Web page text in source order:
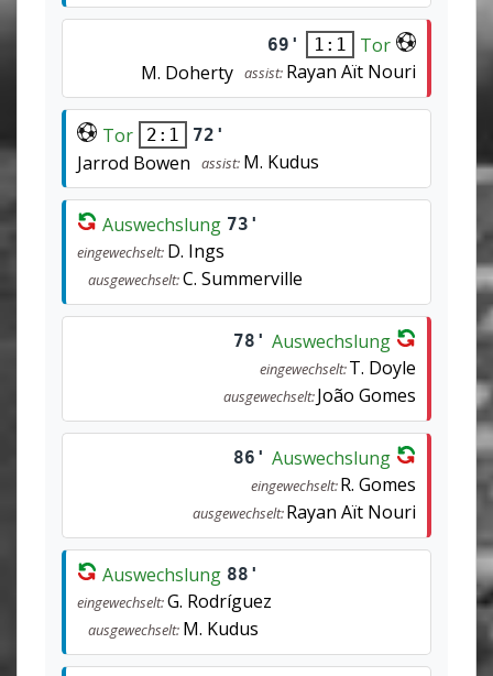
69' 1:1
Tor
M. Doherty assist: Rayan Aït Nouri
Tor 2:1 72'
Jarrod Bowen assist: M. Kudus
Auswechslung 73'
eingewechselt: D. Ings
ausgewechselt:C. Summerville
78' Auswechslung
eingewechselt:T. Doyle
ausgewechselt:João Gomes
86' Auswechslung
eingewechselt:R. Gomes
ausgewechselt:Rayan Aït Nouri
Auswechslung 88'
eingewechselt:G. Rodríguez
ausgewechselt: M. Kudus